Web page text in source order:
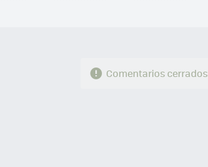
Comentarios cerrados